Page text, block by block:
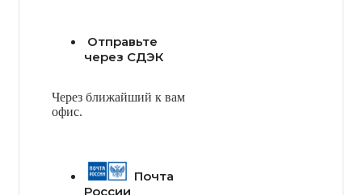
Отправьте
через СДЭК
Через ближайший к вам
офис.
Почта
России